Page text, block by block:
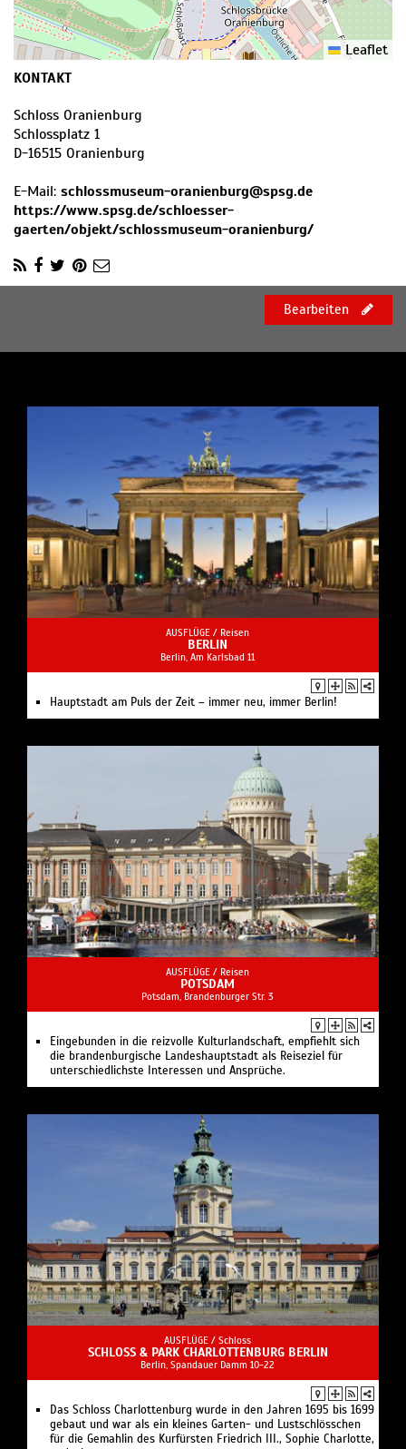
Leaflet
KONTAKT
Schloss Oranienburg
Schlossplatz 1
D-16515 Oranienburg
E-Mail: schlossmuseum-oranienburg@spsg.de
https://www.spsg.de/schloesser-
gaerten/objekt/schlossmuseum-oranienburg/
Bearbeiten
AUSFLÜGE / Reisen
BERLIN
Berlin, Am Karlsbad 11
Hauptstadt am Puls der Zeit – immer neu, immer Berlin!
AUSFLÜGE / Reisen
POTSDAM
Potsdam, Brandenburger Str. 3
Eingebunden in die reizvolle Kulturlandschaft, empfiehlt sich
die brandenburgische Landeshauptstadt als Reiseziel für
unterschiedlichste Interessen und Ansprüche.
AUSFLÜGE / Schloss
SCHLOSS & PARK CHARLOTTENBURG BERLIN
Berlin, Spandauer Damm 10-22
Das Schloss Charlottenburg wurde in den Jahren 1695 bis 1699
gebaut und war als ein kleines Garten- und Lustschlösschen
für die Gemahlin des Kurfürsten Friedrich III., Sophie Charlotte,